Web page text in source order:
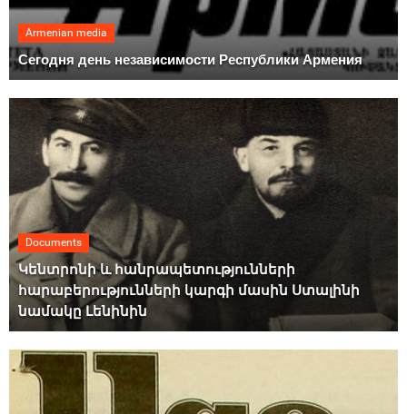
Armenian media
Сегодня день независимости Республики Армения
Documents
Կենտրոնի և հանրապետությունների
հարաբերությունների կարգի մասին Ստալինի
նամակը Լենինին